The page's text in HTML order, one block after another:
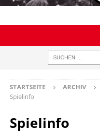
STARTSEITE ARCHIV
Spielinfo
Spielinfo